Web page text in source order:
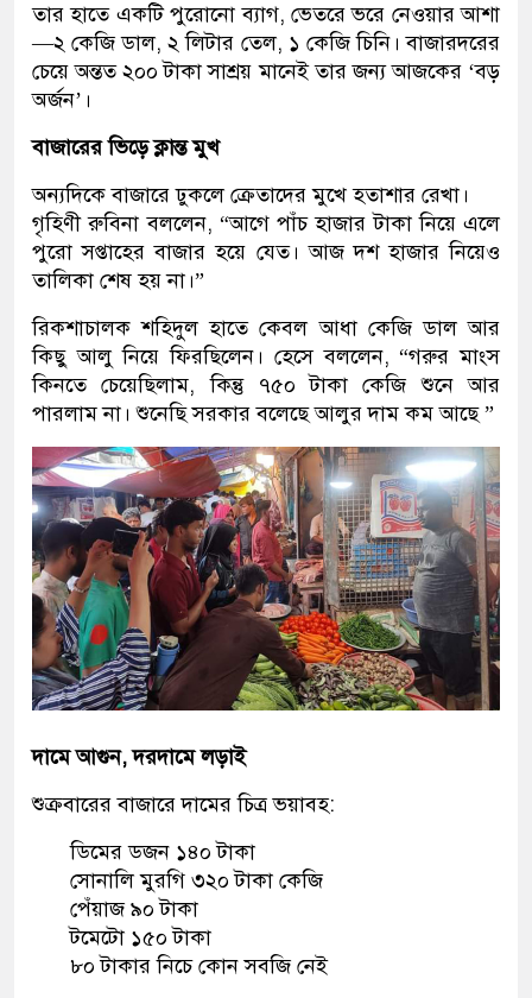
তার হাতে একটি পুরোনো ব্যাগ, ভেতরে ভরে নেওয়ার আশা
—২ কেজি ডাল, ২ লিটার তেল, ১ কেজি চিনি। বাজারদরের
চেয়ে অন্তত ২০০ টাকা সাশ্রয় মানেই তার জন্য আজকের ‘বড়
অর্জন’।
বাজারের ভিড়ে ক্লান্ত মুখ
অন্যদিকে বাজারে ঢুকলে ক্রেতাদের মুখে হতাশার রেখা।
গৃহিণী রুবিনা বললেন, “আগে পাঁচ হাজার টাকা নিয়ে এলে
পুরো সপ্তাহের বাজার হয়ে যেত। আজ দশ হাজার নিয়েও
তালিকা শেষ হয় না।”
রিকশাচালক শহিদুল হাতে কেবল আধা কেজি ডাল আর
কিছু আলু নিয়ে ফিরছিলেন। হেসে বললেন, “গরুর মাংস
কিনতে চেয়েছিলাম, কিন্তু ৭৫০ টাকা কেজি শুনে আর
পারলাম না। শুনেছি সরকার বলেছে আলুর দাম কম আছে ”
দামে আগুন,দরদামে লড়াই
শুক্রবারের বাজারে দামের চিত্র ভয়াবহ:
ডিমের ডজন ১৪০ টাকা
সোনালি মুরগি ৩২০ টাকা কেজি
পেঁয়াজ ৯০ টাকা
টমেটো ১৫০ টাকা
৮০ টাকার নিচে কোন সবজি নেই